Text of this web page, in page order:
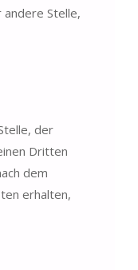
Stelle,
der
Dritten
dem
erhalten,